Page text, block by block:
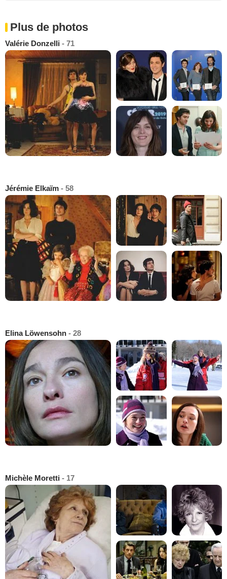
Plus de photos
Valérie Donzelli - 71
Jérémie Elkaïm - 58
Elina Löwensohn - 28
Michèle Moretti - 17